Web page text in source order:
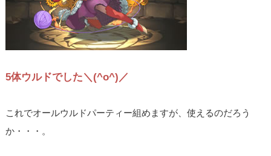
5体ウルドでした＼(^o^)／
これでオールウルドパーティー組めますが、使えるのだろう
か・・・。